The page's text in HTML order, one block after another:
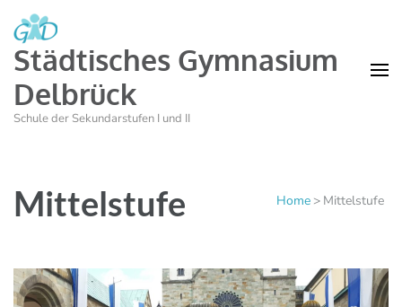
Städtisches Gymnasium
Delbrück
Schule der Sekundarstufen I und II
Mittelstufe Home > Mittelstufe